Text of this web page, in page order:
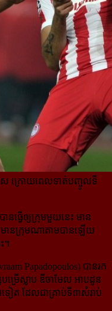
ស ក្រោយពេលទាត់បញ្ចូលទី
ធ្វើឲ្យក្រុមមួយនេះ មាន
ានក្រុមណាតាមបានឡើយ
។
Papadopoulos) បានរក
រើស្លាប ឌីចាមែល អាបដូន
ទៀត ដែលជាគ្រាប់ទី៣សំរាប់